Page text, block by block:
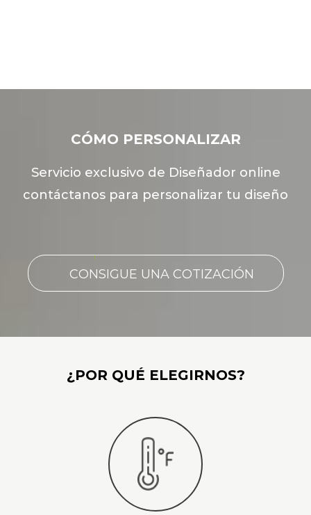
CÓMO PERSONALIZAR
Servicio exclusivo de Diseñador online
contáctanos para personalizar tu diseño
CONSIGUE UNA COTIZACIÓN
¿POR QUÉ ELEGIRNOS?